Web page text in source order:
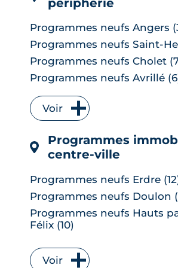
Julien| le 23
Programmes neufs Angers
Programmes neufs Saint-
Programmes neufs Cholet
Programmes neufs Avrillé
Programmes neufs La
Erdre (6)
Programmes neufs Les
Programmes neufs Orvault
Programmes neufs Saint-
Programmes neufs Vertou
Programmes neufs
Programmes neufs Les
Programmes neufs Basse-
Voir
Programmes
centre-ville
Programmes neufs Erdre
Programmes neufs Doulon
Programmes neufs Hauts
Félix (10)
Programmes neufs Zola (6)
Voir